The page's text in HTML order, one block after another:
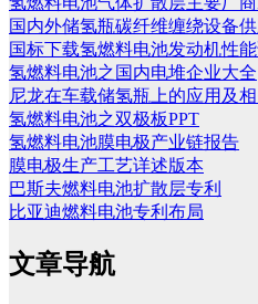
国内外储氢瓶碳纤维缠绕设备
国标下载氢燃料电池发动机性
氢燃料电池之国内电堆企业大全
尼龙在车载储氢瓶上的应用及
氢燃料电池之双极板PPT
氢燃料电池膜电极产业链报告
膜电极生产工艺详述版本
巴斯夫燃料电池扩散层专利
比亚迪燃料电池专利布局
文章导航